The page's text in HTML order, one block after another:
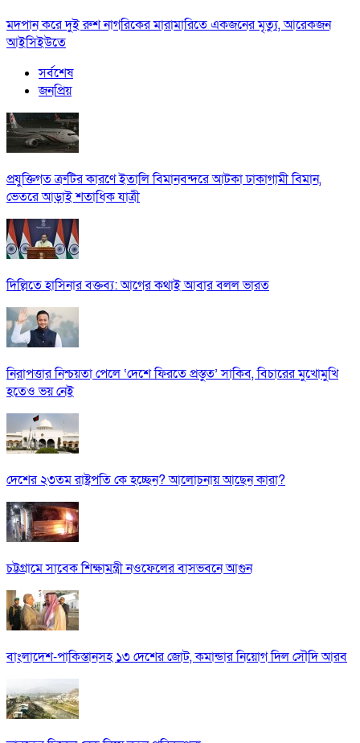
মদপান করে দুই রুশ নাগরিকের মারামারিতে একজনের মৃত্যু, আরেকজন
আইসিইউতে
সর্বশেষ
জনপ্রিয়
প্রযুক্তিগত ত্রুটির কারণে ইতালি বিমানবন্দরে আটকা ঢাকাগামী বিমান,
ভেতরে আড়াই শতাধিক যাত্রী
দিল্লিতে হাসিনার বক্তব্য: আগের কথাই আবার বলল ভারত
নিরাপত্তার নিশ্চয়তা পেলে ‘দেশে ফিরতে প্রস্তুত’ সাকিব, বিচারের মুখোমুখি
হতেও ভয় নেই
দেশের ২৩তম রাষ্ট্রপতি কে হচ্ছেন? আলোচনায় আছেন কারা?
চট্টগ্রামে সাবেক শিক্ষামন্ত্রী নওফেলের বাসভবনে আগুন
বাংলাদেশ-পাকিস্তানসহ ১৩ দেশের জোট, কমান্ডার নিয়োগ দিল সৌদি আরব